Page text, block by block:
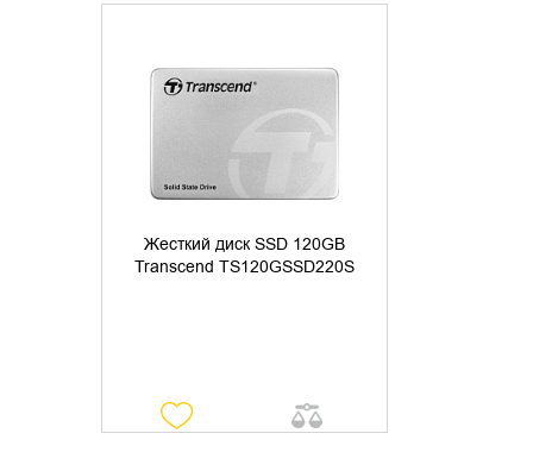
Жесткий диск SSD 120GB
Transcend TS120GSSD220S
УТОЧНИТЬ НАЛИЧИЕ